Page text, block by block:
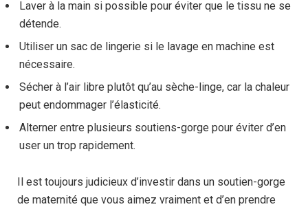
Laver à la main si possible pour éviter que le tissu ne se
détende.
Utiliser un sac de lingerie si le lavage en machine est
nécessaire.
Sécher à l’air libre plutôt qu’au sèche-linge, car la chaleur
peut endommager l’élasticité.
Alterner entre plusieurs soutiens-gorge pour éviter d’en
user un trop rapidement.
Il est toujours judicieux d’investir dans un soutien-gorge
de maternité que vous aimez vraiment et d’en prendre